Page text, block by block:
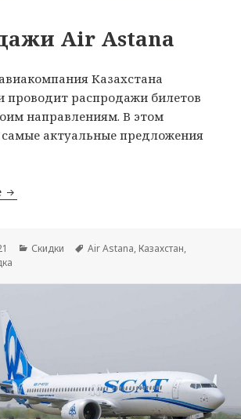
Air Astana
Казахстана
проводит распродажи билетов
направлениям. В этом
актуальные предложения
Распродажи Air Astana
Рубрики
Скидки Метки
Air Astana, Казахстан,